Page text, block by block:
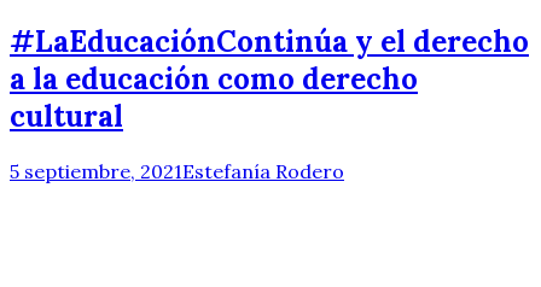
#LaEducaciónContinúa y el derecho
a la educación como derecho
cultural
5 septiembre, 2021Estefanía Rodero